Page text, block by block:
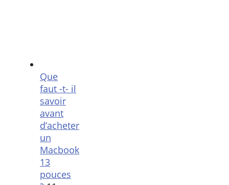
Que
faut -t- il
savoir
avant
d’acheter
un
Macbook
13
pouces